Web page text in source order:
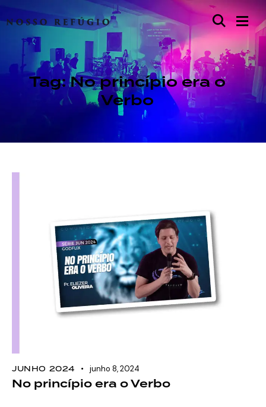
Tag: No princípio era o
Verbo
JUNHO 2024 junho 8, 2024
No princípio era o Verbo